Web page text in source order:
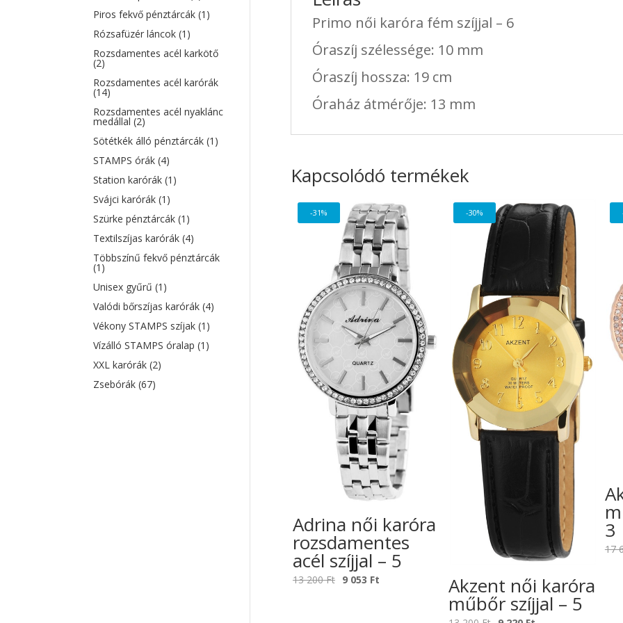
Primo női karóra fém szíjjal – 6
Óraszíj szélessége: 10 mm
Óraszíj hossza: 19 cm
Óraház átmérője: 13 mm
Kapcsolódó termékek
-31%
Adrina női karóra
rozsdamentes
acél szíjjal – 5
13 200Ft Original
9 053 Ft
-30%
Akzent női karóra
műbőr szíjjal – 5
3
17
Piros fekvő pénztárcák(1)
Rózsafüzér láncok(1)
Rozsdamentes acél karkötő
(2)
Rozsdamentes acél karórák
(14)
Rozsdamentes acél nyaklánc
medállal(2)
Sötétkék álló pénztárcák(1)
STAMPS órák(4)
Station karórák(1)
Svájci karórák(1)
Szürke pénztárcák(1)
Textilszíjas karórák(4)
Többszínű fekvő pénztárcák
(1)
Unisex gyűrű(1)
Valódi bőrszíjas karórák(4)
Vékony STAMPS szíjak(1)
Vízálló STAMPS óralap(1)
XXL karórák(2)
Zsebórák(67)